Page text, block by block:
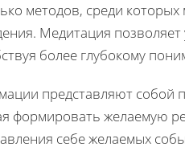
методов, среди
Медитация позволяет
более глубокому
представляют собой
формировать желаемую
себе желаемых